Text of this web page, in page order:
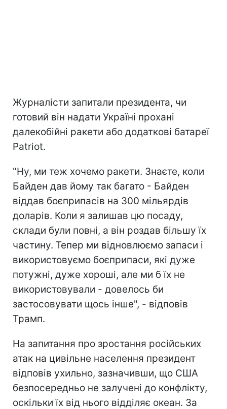
Журналісти запитали президента, чи
готовий він надати Україні прохані
далекобійні ракети або додаткові батареї
Patriot.
"Ну, ми теж хочемо ракети. Знаєте, коли
Байден дав йому так багато - Байден
віддав боєприпасів на 300 мільярдів
доларів. Коли я залишав цю посаду,
склади були повні, а він роздав більшу їх
частину. Тепер ми відновлюємо запаси і
використовуємо боєприпаси, які дуже
потужні, дуже хороші, але ми б їх не
використовували - довелось би
застосовувати щось інше", - відповів
Трамп.
На запитання про зростання російських
атак на цивільне населення президент
відповів ухильно, зазначивши, що США
безпосередньо не залучені до конфлікту,
оскільки їх від нього відділяє океан. За